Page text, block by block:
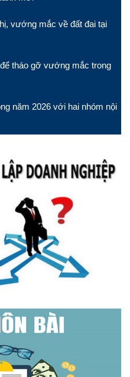
vướng mắc về đất đai tại
tháo gỡ vướng mắc trong
năm 2026 với hai nhóm nội